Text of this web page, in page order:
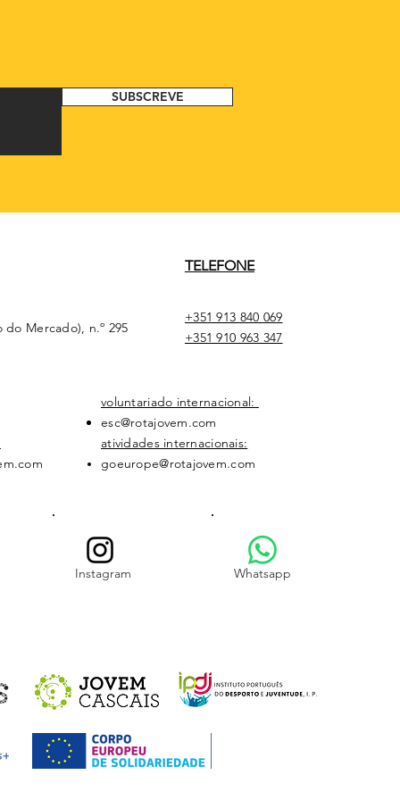
SUBSCREVE
TELEFONE
Mercado), n.º 295
+351 913 840 069
+351 910 963 347
voluntariado internacional:
esc@rotajovem.com
atividades internacionais:
goeurope@rotajovem.com
Instagram Whatsapp